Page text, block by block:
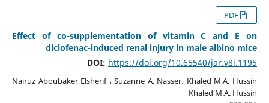
PDF
Effect of co-supplementation of vitamin C and E on
diclofenac-induced renal injury in male albino mice
DOI: https://doi.org/10.65540/jar.v8i.1195
Nairuz Aboubaker Elsherif ، Suzanne A. Nasser، Khaled M.A. Hussin
Khaled M.A. Hussin